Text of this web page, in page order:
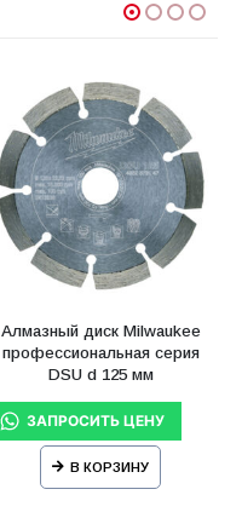
Алмазный диск Milwaukee
профессиональная серия
DSU d 125 мм
В КОРЗИНУ